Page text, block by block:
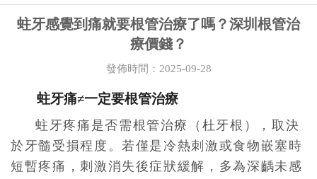
蛀牙感覺到痛就要根管治療了嗎？深圳根管治
療價錢？
發佈時間：2025-09-28
蛀牙痛≠一定要根管治療
蛀牙疼痛是否需根管治療（杜牙根），取決
於牙髓受損程度。若僅是冷熱刺激或食物嵌塞時
短暫疼痛，刺激消失後症狀緩解，多為深齲未感